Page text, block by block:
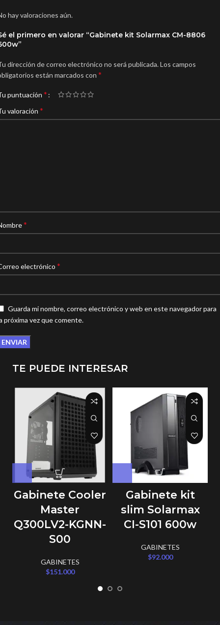
hay valoraciones aún.
el primero en valorar “Gabinete kit Solarmax CM-8806
dirección de correo electrónico no será publicada.Los campos
están marcados con *
puntuación *
valoración *
*
electrónico *
Guarda mi nombre, correo electrónico y web en este navegador para
próxima vez que comente.
TE PUEDE INTERESAR
Gabinete Cooler
Master
Q300LV2-KGNN-
S00
GABINETES
$151.000
Gabinete kit
slim Solarmax
CI-S101 600w
GABINETES
$92.000